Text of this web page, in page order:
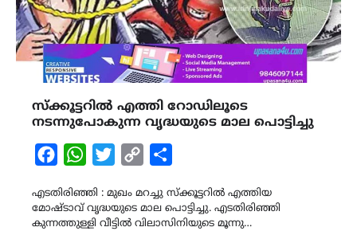
സ്ക്കൂട്ടറിൽ എത്തി റോഡിലൂടെ
നടന്നുപോകുന്ന വൃദ്ധയുടെ മാല പൊട്ടിച്ചു
FacebookWhatsAppTwitterCopy
എടതിരിഞ്ഞി : മുഖം മറച്ചു സ്ക്കൂട്ടറിൽ എത്തിയ
മോഷ്ടാവ് വൃദ്ധയുടെ മാല പൊട്ടിച്ചു. എടതിരിഞ്ഞി
കുന്നത്തുള്ളി വീട്ടിൽ വിലാസിനിയുടെ മൂന്നു…